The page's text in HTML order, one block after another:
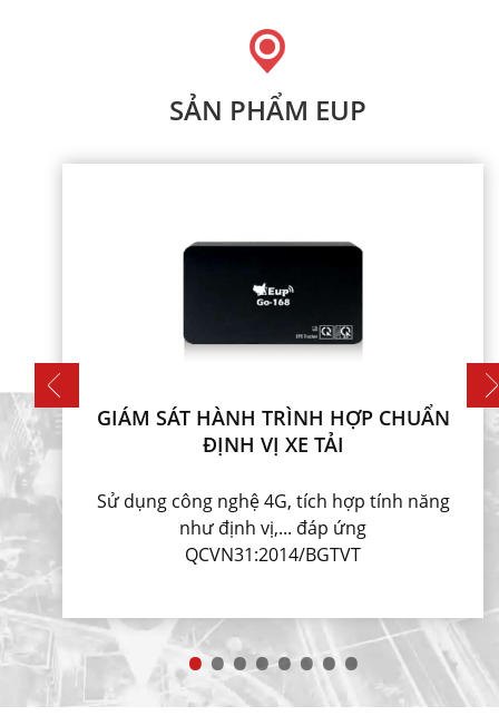
SẢN PHẨM EUP
GIÁM SÁT HÀNH TRÌNH HỢP CHUẨN
ĐỊNH VỊ XE TẢI
Sử dụng công nghệ 4G, tích hợp tính năng
như định vị,... đáp ứng
QCVN31:2014/BGTVT